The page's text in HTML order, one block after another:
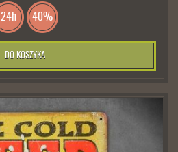
24h 40%
DO KOSZYKA